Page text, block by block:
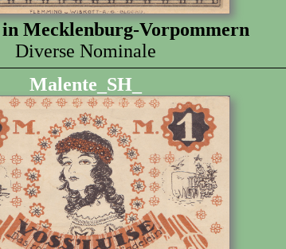
Mecklenburg-Vorpommern
Diverse Nominale
Malente_SH_